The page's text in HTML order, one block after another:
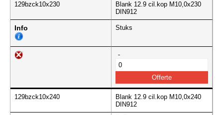
129bzck10x230
Blank 12.9 cil.kop M10,0x230
DIN912
Info Stuks
-
129bzck10x240
Blank 12.9 cil.kop M10,0x240
DIN912